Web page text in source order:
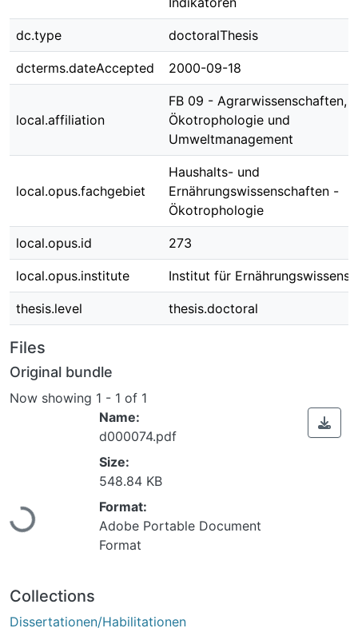
dc.type doctoralThesis
dcterms.dateAccepted 2000-09-18
local.affiliation
FB 09 - Agrarwissenschaften,
Ökotrophologie und
Umweltmanagement
local.opus.fachgebiet
Haushalts- und
Ernährungswissenschaften -
Ökotrophologie
local.opus.id 273
local.opus.institute Institut für
thesis.level thesis.doctoral
Files
Original bundle
Now showing 1 - 1 of 1
Name:
d000074.pdf
Size:
548.84 KB
Format:
Adobe Portable Document
Format
Collections
Dissertationen/Habilitationen